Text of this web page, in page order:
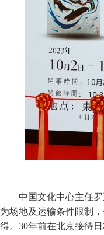
中国文化中心主任
为场地及运输条件限制
得。30年前在北京接待